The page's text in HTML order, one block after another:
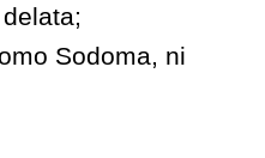
Sodoma, ni